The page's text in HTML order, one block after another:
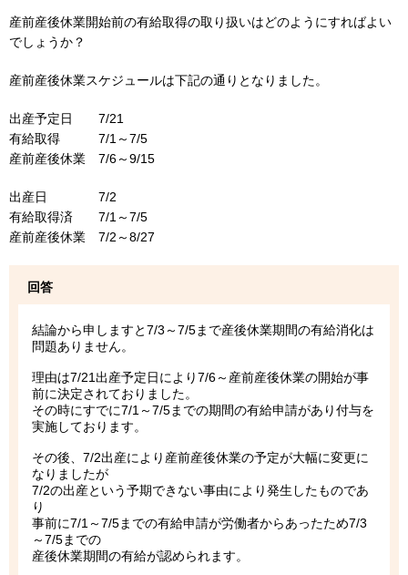
産前産後休業開始前の有給取得の取り扱いはどのようにすればよい
でしょうか？
産前産後休業スケジュールは下記の通りとなりました。
出産予定日 7/21
有給取得 7/1～7/5
産前産後休業 7/6～9/15
出産日 7/2
有給取得済 7/1～7/5
産前産後休業 7/2～8/27
回答
結論から申しますと7/3～7/5まで産後休業期間の有給消化は
問題ありません。
理由は7/21出産予定日により7/6～産前産後休業の開始が事
前に決定されておりました。
その時にすでに7/1～7/5までの期間の有給申請があり付与を
実施しております。
その後、7/2出産により産前産後休業の予定が大幅に変更に
なりましたが
7/2の出産という予期できない事由により発生したものであ
り
事前に7/1～7/5までの有給申請が労働者からあったため7/3
～7/5までの
産後休業期間の有給が認められます。